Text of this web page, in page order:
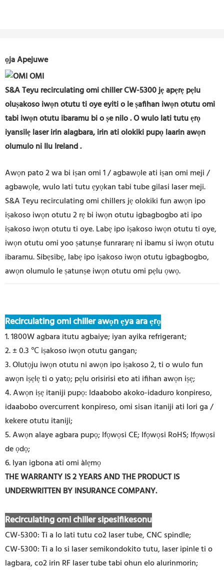
ọja Apejuwe
S&A Teyu recirculating omi chiller CW-5300 jẹ apẹrẹ pẹlu
oluṣakoso iwọn otutu ti oye eyiti o le ṣafihan iwọn otutu omi
tabi iwọn otutu ibaramu bi o ṣe nilo. O wulo lati tutu ẹrọ
iyansilẹ laser irin alagbara, irin ati olokiki pupọ laarin awọn
olumulo ni Ilu Ireland.
Awọn pato 2 wa bi iṣan omi 1 / agbawọle ati iṣan omi meji /
agbawọle, wulo lati tutu ẹyọkan tabi tube gilasi laser meji.
S&A Teyu recirculating omi chillers jẹ olokiki fun awọn ipo
iṣakoso iwọn otutu 2 rẹ bi iwọn otutu igbagbogbo ati ipo
iṣakoso iwọn otutu ti oye. Labẹ ipo iṣakoso iwọn otutu ti oye,
iwọn otutu omi yoo ṣatunṣe funrararẹ ni ibamu si iwọn otutu
ibaramu. Sibẹsibẹ, labẹ ipo iṣakoso iwọn otutu igbagbogbo,
awọn olumulo le ṣatunṣe iwọn otutu omi pẹlu ọwọ.
Recirculating omi chiller awọn ẹya ara ẹrọ
1. 1800W agbara itutu agbaiye; iyan ayika refrigerant;
2. ± 0.3 ℃ iṣakoso iwọn otutu gangan;
3. Olutọju iwọn otutu ni awọn ipo iṣakoso 2, ti o wulo fun
awọn iṣẹlẹ ti o yatọ; pẹlu orisirisi eto ati ifihan awọn iṣẹ;
4. Awọn iṣẹ itaniji pupọ: Idaabobo akoko-idaduro konpireso,
idaabobo overcurrent konpireso, omi sisan itaniji ati lori ga /
kekere otutu itaniji;
5. Awọn alaye agbara pupọ; Ifọwọsi CE; Ifọwọsi RoHS; Ifọwọsi
de ọdọ;
6. Iyan igbona ati omi àlẹmọ
THE WARRANTY IS 2 YEARS AND THE PRODUCT IS
UNDERWRITTEN BY INSURANCE COMPANY.
Recirculating omi chiller sipesifikesonu
CW-5300: Ti a lo lati tutu co2 laser tube, CNC spindle;
CW-5300: Ti a lo si laser semikondokito tutu, laser ipinle ti o
lagbara, co2 irin RF laser tube tabi ohun elo alurinmorin;